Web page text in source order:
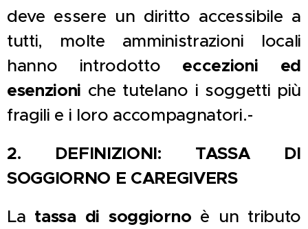
deve essere un diritto accessibile a
tutti, molte amministrazioni locali
hanno introdotto eccezioni ed
esenzioni che tutelano i soggetti più
fragili e i loro accompagnatori.-
2. DEFINIZIONI: TASSA DI
SOGGIORNO E CAREGIVERS
La tassa di soggiorno è un tributo